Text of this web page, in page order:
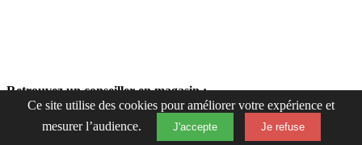
Ce site utilise des cookies pour améliorer votre expérience et
mesurer l’audience.
J'accepte Je refuse
Retrouvez un conseiller en magasin :
Du lundi au samedi de 10h à 19h15
Fermer